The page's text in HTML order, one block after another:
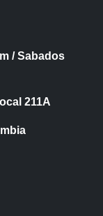
/Sabados
211A